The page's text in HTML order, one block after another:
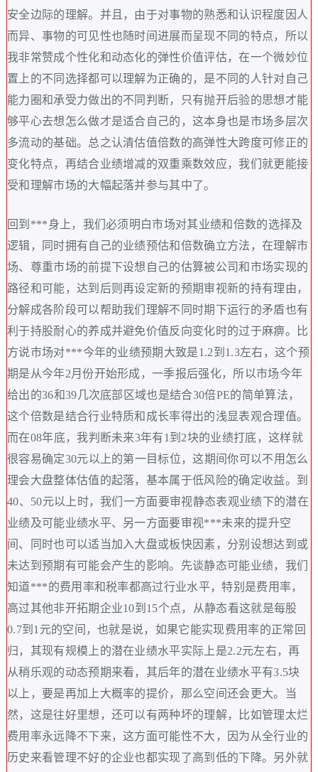
安全边际的理解。并且，由于对事物的熟悉和认识程度因人
而异、事物的可见性也随时间进展而呈现不同的特点，所以
我非常赞成个性化和动态化的弹性价值评估，在一个微妙位
置上的不同选择都可以理解为正确的，是不同的人针对自己
能力圈和承受力做出的不同判断，只有抛开后验的思想才能
够平心去想怎么做才是适合自己的，这本身也是市场多层次
多流动的基础。总之认清估值倍数的高弹性大跨度可修正的
变化特点，再结合业绩增减的双重乘数效应，我们就更能接
受和理解市场的大幅起落并参与其中了。
回到***身上，我们必须明白市场对其业绩和倍数的选择及
逻辑，同时拥有自己的业绩预估和倍数确立方法，在理解市
场、尊重市场的前提下设想自己的估算被公司和市场实现的
路径和可能，达到后则再设定新的预期审视新的持有理由，
分解成各阶段可以帮助我们理解不同时期下运行的矛盾也有
利于持股耐心的养成并避免价值反向变化时的过于麻痹。比
方说市场对***今年的业绩预期大致是1.2到1.3左右，这个预
期是从今年2月份开始形成，一季报后强化，所以市场今年
给出的36和39几次底部区域也是结合30倍PE的简单算法，
这个倍数是结合行业特质和成长率得出的浅显表观合理值。
而在08年底，我判断未来3年有1到2块的业绩打底，这样就
很容易确定30元以上的第一目标位，这期间你可以不用怎么
理会大盘整体估值的起落，基本属于低风险的确定收益。到
40、50元以上时，我们一方面要审视静态表观业绩下的潜在
业绩及可能业绩水平、另一方面要审视***未来的提升空
间、同时也可以适当加入大盘或板快因素，分别设想达到或
未达到预期有可能会产生的影响。先谈静态可能业绩，我们
知道***的费用率和税率都高过行业水平，特别是费用率，
高过其他非开拓期企业10到15个点，从静态看这就是每股
0.7到1元的空间，也就是说，如果它能实现费用率的正常回
归，其现有规模上的潜在业绩水平实际上是2.2元左右，再
从稍乐观的动态预期来看，其后年的潜在业绩水平有3.5块
以上，要是再加上大概率的提价，那么空间还会更大。当
然，这是往好里想，还可以有两种坏的理解，比如管理太烂
费用率永远降不下来，这方面可能性不大，因为从全行业的
历史来看管理不好的企业也都实现了高到低的下降。另外就